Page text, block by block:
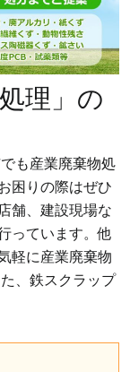
理」の
も産業廃棄物処
困りの際はぜひ
舗、建設現場な
っています。他
軽に産業廃棄物
、鉄スクラップ